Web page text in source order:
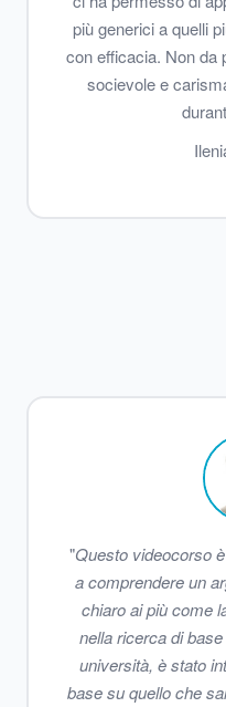
più generici a quelli
con efficacia. Non da
socievole e
"Questo videocorso
a comprendere un
chiaro ai più come
nella ricerca di
università, è stato
base su quello che